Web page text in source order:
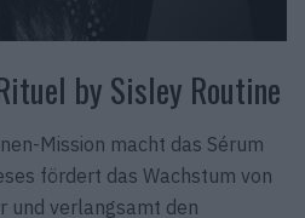
by Sisley Routine
Mission macht das Sérum
fördert das Wachstum von
und verlangsamt den